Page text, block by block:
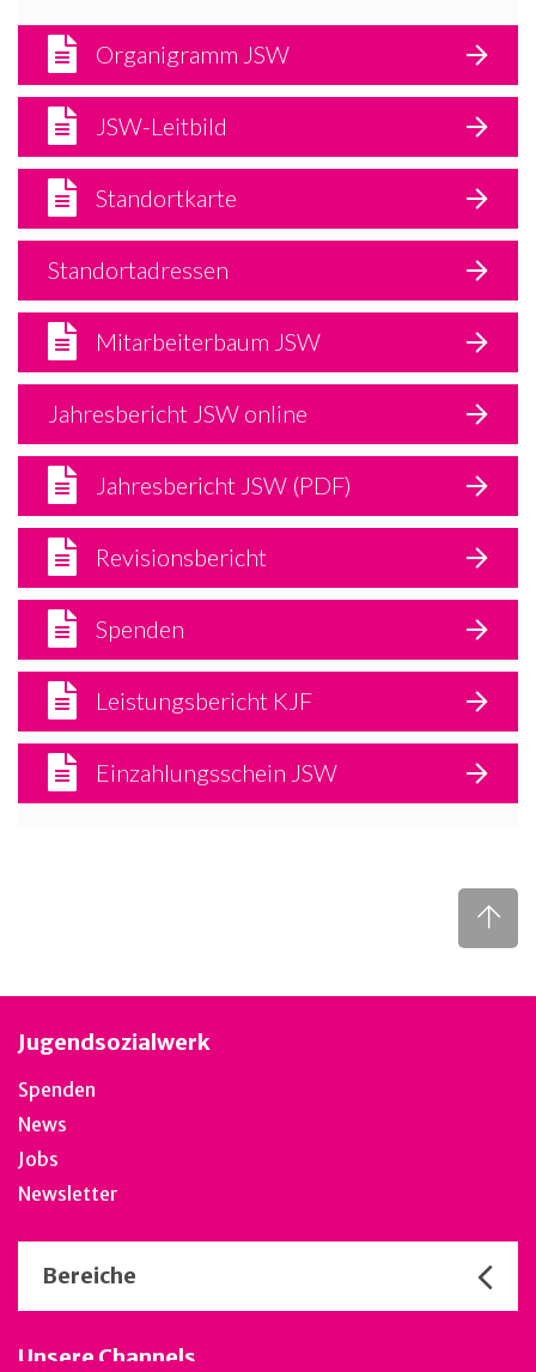
Organigramm JSW
JSW-Leitbild
Standortkarte
Standortadressen
Mitarbeiterbaum JSW
Jahresbericht JSW online
Jahresbericht JSW (PDF)
Revisionsbericht
Spenden
Leistungsbericht KJF
Einzahlungsschein JSW
Jugendsozialwerk
Spenden
News
Jobs
Newsletter
Bereiche
Unsere Channels